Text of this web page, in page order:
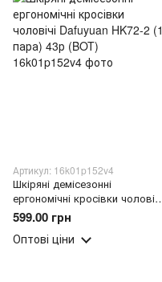
Артикул: 16k01p152v4
Шкіряні демісезонні
ергономічні кросівки чоловічі
Dafuyuan HK72-2 (1 пара) 43р
(BOT)
599.00 грн
Оптові ціни